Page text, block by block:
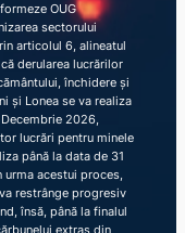
OUG
sectorului
articolul 6, alineatul
derularea lucrărilor
închidere și
și Lonea se va realiza
2026,
lucrări pentru minele
până la data de 31
urma acestui proces,
restrânge progresiv
însă, până la finalul
extras din